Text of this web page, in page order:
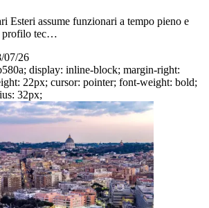
Esteri assume funzionari a tempo pieno e
profilo tec…
07/26
display: inline-block; margin-right:
22px; cursor: pointer; font-weight: bold;
32px;